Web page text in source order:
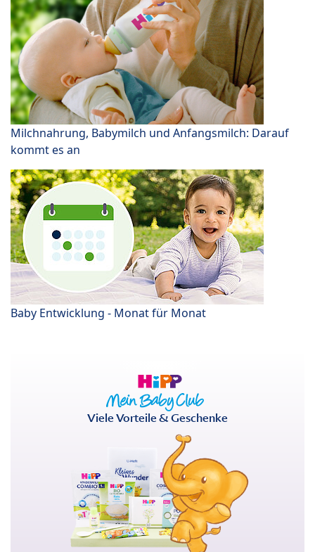
Milchnahrung, Babymilch und Anfangsmilch: Darauf
kommt es an
Baby Entwicklung - Monat für Monat
Viele Vorteile & Geschenke